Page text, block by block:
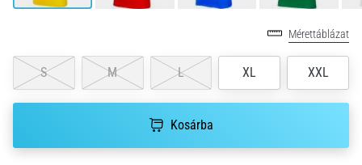
Hogyan
2026.08.06.
•
11 perces olvasási idő
Okok,
Mérettáblázat
S M L XL XXL
Kosárba